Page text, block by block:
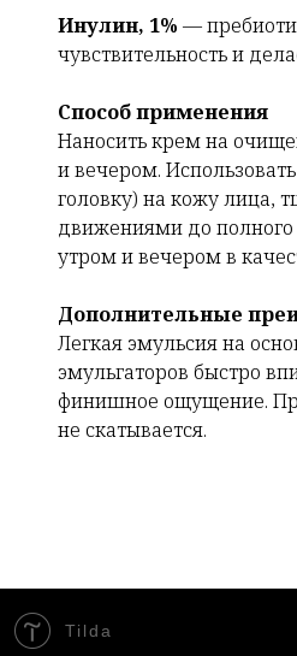
Инулин, 1% —
чувствительность и
Способ применения
Наносить крем на
и вечером.
головку) на кожу лица,
движениями до
утром и вечером в
Дополнительные
Легкая эмульсия на
эмульгаторов быстро
финишное ощущение.
не скатывается.
Tilda